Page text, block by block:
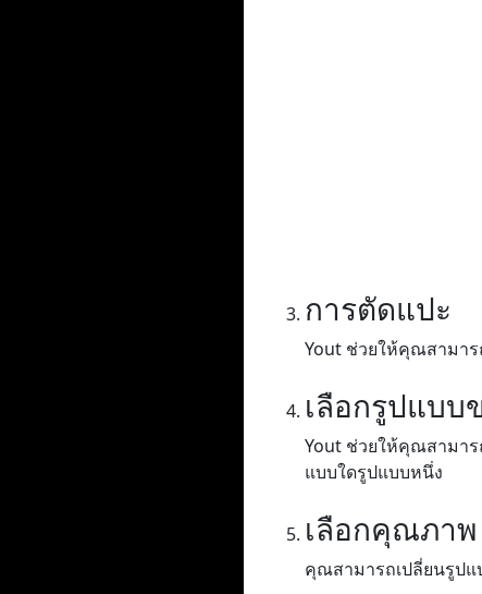
การตัดแปะ
Yout ช่วยให้คุณสามา
เลือกรูปแบ
Yout ช่วยให้คุณสามาร
แบบใดรูปแบบหนึ่ง
เลือกคุณภาพ
คุณสามารถเปลี่ยนรูป